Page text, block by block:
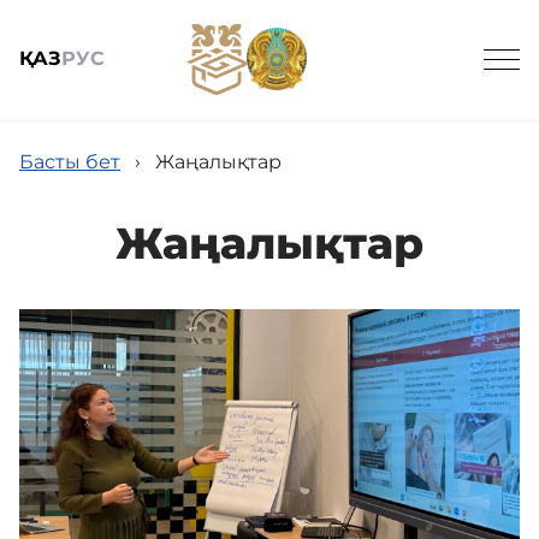
ҚАЗРУС
Жаңалықтар
Біздің қызметтер
Байланыс
Басты бет › Жаңалықтар
Жаңалықтар